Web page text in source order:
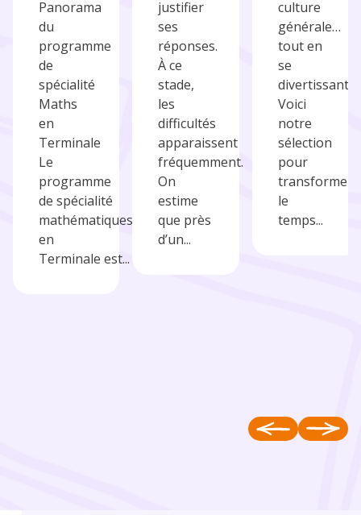
Panorama
du
programme
de
spécialité
Maths
en
Terminale
Le
programme
de spécialité
mathématiques
en
Terminale est...
justifier
ses
réponses.
À ce
stade,
les
difficultés
apparaissent
fréquemment.
On
estime
que près
d’un...
culture
générale…
tout en
se
divertissant.
Voici
notre
sélection
pour
transformer
le
temps...